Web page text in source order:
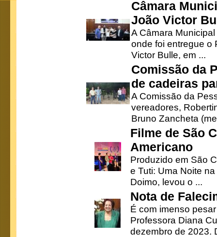
Câmara
João Victor
A Câmara
onde foi entregue o
Victor Bulle, em ...
Comissão da
de cadeiras
A Comissão da
vereadores,
Bruno Zancheta
Filme de São
Americano
Produzido em São
e Tuti: Uma Noite
Doimo, levou o ...
Nota de
É com imenso
Professora Diana
dezembro de 2023.